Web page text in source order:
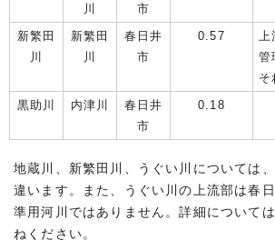
川
市
新繁田
川
新繁田
川
春日井
市
0.57
管
そ
黒助川
内津川
春日井
市
0.18
地蔵川、新繁田川、うぐい川については
違います。また、うぐい川の上流部は春
準用河川ではありません。詳細について
ねください。